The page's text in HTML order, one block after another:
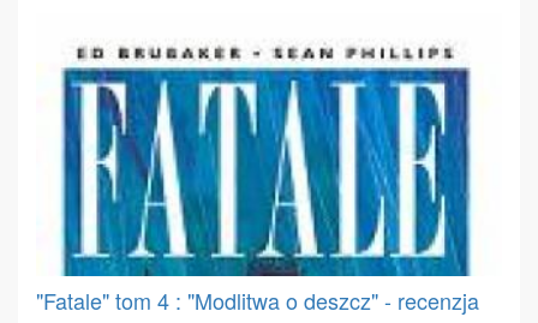
"Fatale" tom 4 : "Modlitwa o deszcz" - recenzja